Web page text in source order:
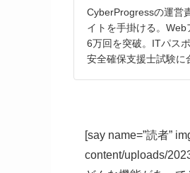
CyberProgressの運営
イトを手掛ける。
6万回を突破。ITパス
安全確保支援士試験に
[say name=”読者”
content/uploads/